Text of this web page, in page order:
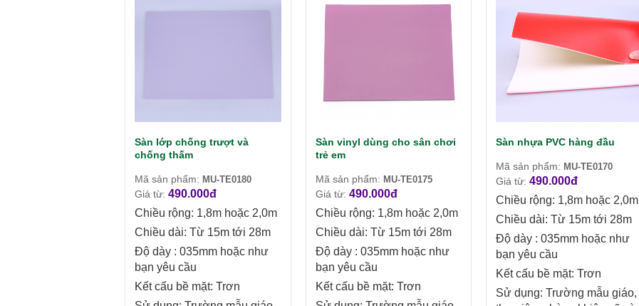
Sàn lớp chống trượt và
chống thấm
Mã sản phẩm: MU-TE0180
Giá từ: 490.000đ
Chiều rộng: 1,8m hoặc 2,0m
Chiều dài: Từ 15m tới 28m
Độ dày : 035mm hoặc như
bạn yêu cầu
Kết cấu bề mặt: Trơn
Sàn vinyl dùng cho sân chơi
trẻ em
Mã sản phẩm: MU-TE0175
Giá từ: 490.000đ
Chiều rộng: 1,8m hoặc 2,0m
Chiều dài: Từ 15m tới 28m
Độ dày : 035mm hoặc như
bạn yêu cầu
Kết cấu bề mặt: Trơn
Sàn nhựa PVC hàng đầu
Mã sản phẩm: MU-TE0170
Giá từ: 490.000đ
Chiều rộng: 1,8m hoặc 2,0m
Chiều dài: Từ 15m tới 28m
Độ dày : 035mm hoặc như
bạn yêu cầu
Kết cấu bề mặt: Trơn
Sử dụng: Trường mẫu giáo,